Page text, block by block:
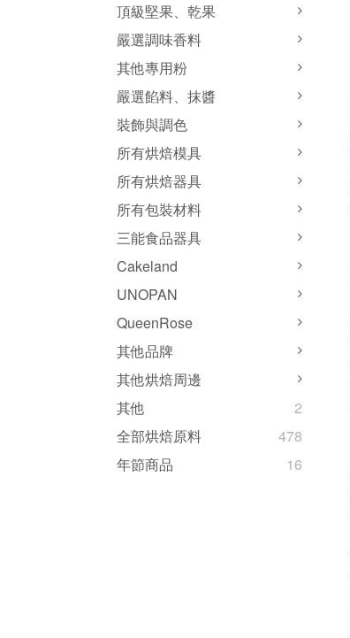
頂級堅果、乾果
嚴選調味香料
其他專用粉
嚴選餡料、抹醬
裝飾與調色
所有烘焙模具
所有烘焙器具
所有包裝材料
三能食品器具
Cakeland
UNOPAN
QueenRose
其他品牌
其他烘焙周邊
其他
2
全部烘焙原料
478
年節商品
16